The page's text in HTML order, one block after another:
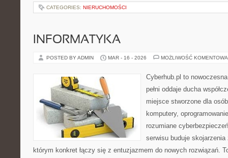
CATEGORIES: NIERUCHOMOŚCI
INFORMATYKA
POSTED BY ADMIN MAR - 16 - 2026 MOŻLIWOŚĆ
Cyberhub.pl to
pełni oddaje ducha
miejsce stworzone dla
komputery,
rozumiane
serwisu buduje
którym konkret łączy się z entuzjazmem do nowych rozwiązań.